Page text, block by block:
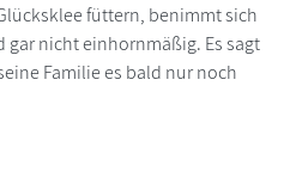
füttern, benimmt sich
gar nicht einhornmäßig. Es sagt
Familie es bald nur noch